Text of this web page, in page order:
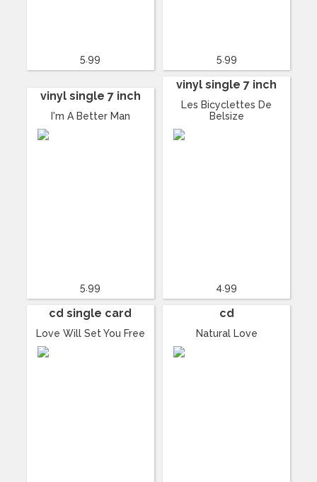
5.99 5.99
vinyl single 7 inch
I'm A Better Man
5.99
vinyl single 7 inch
Les Bicyclettes De
Belsize
4.99
cd single card
Love Will Set You Free
cd
Natural Love